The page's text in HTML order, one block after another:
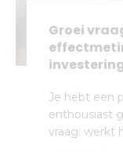
Groei
Je hebt een
enthousiast
vraag: werkt